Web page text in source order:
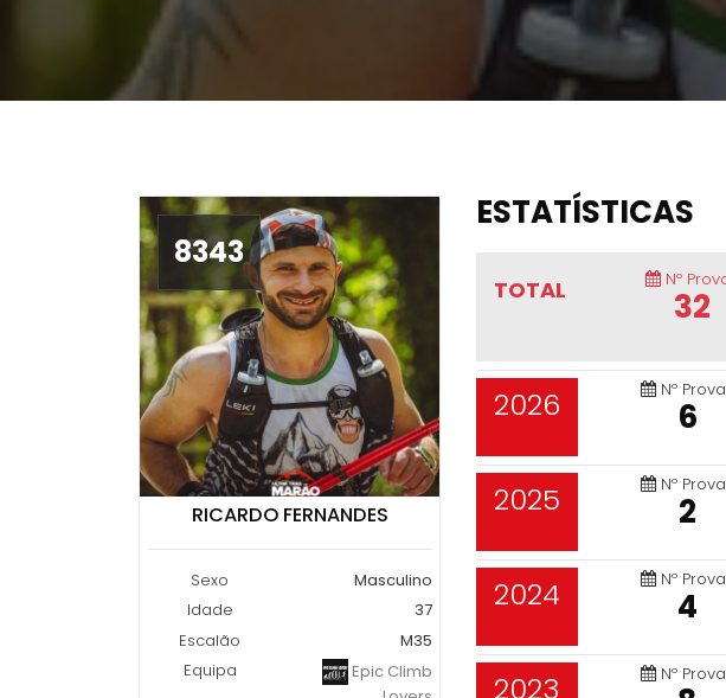
8343
RICARDO FERNANDES
Sexo
Masculino
Idade
37
Escalão
M35
Equipa
Epic Climb
ESTATÍSTICAS
TOTAL Nº
32
2026 Nº
6
2025 Nº
2
2024 Nº
4
2023 Nº